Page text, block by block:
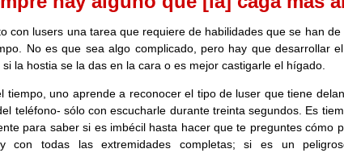
con lusers una tarea que requiere de habilidades que se han de
No es que sea algo complicado, pero hay que desarrollar
si la hostia se la das en la cara o es mejor castigarle el hígado.
tiempo, uno aprende a reconocer el tipo de luser que tiene
teléfono- sólo con escucharle durante treinta segundos. Es
para saber si es imbécil hasta hacer que te preguntes cómo
con todas las extremidades completas; si es un